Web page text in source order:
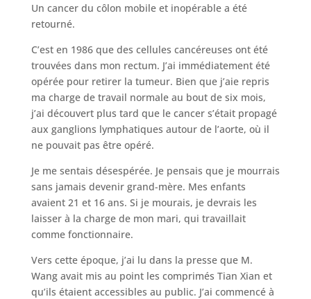
Un cancer du côlon mobile et inopérable a été
retourné.
C’est en 1986 que des cellules cancéreuses ont été
trouvées dans mon rectum. J’ai immédiatement été
opérée pour retirer la tumeur. Bien que j’aie repris
ma charge de travail normale au bout de six mois,
j’ai découvert plus tard que le cancer s’était propagé
aux ganglions lymphatiques autour de l’aorte, où il
ne pouvait pas être opéré.
Je me sentais désespérée. Je pensais que je mourrais
sans jamais devenir grand-mère. Mes enfants
avaient 21 et 16 ans. Si je mourais, je devrais les
laisser à la charge de mon mari, qui travaillait
comme fonctionnaire.
Vers cette époque, j’ai lu dans la presse que M.
Wang avait mis au point les comprimés Tian Xian et
qu’ils étaient accessibles au public. J’ai commencé à